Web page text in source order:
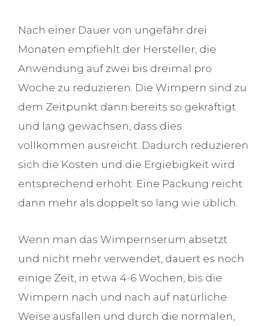
Nach einer Dauer von ungefähr drei
Monaten empfiehlt der Hersteller, die
Anwendung auf zwei bis dreimal pro
Woche zu reduzieren. Die Wimpern sind zu
dem Zeitpunkt dann bereits so gekräftigt
und lang gewachsen, dass dies
vollkommen ausreicht. Dadurch reduzieren
sich die Kosten und die Ergiebigkeit wird
entsprechend erhöht. Eine Packung reicht
dann mehr als doppelt so lang wie üblich.
Wenn man das Wimpernserum absetzt
und nicht mehr verwendet, dauert es noch
einige Zeit, in etwa 4-6 Wochen, bis die
Wimpern nach und nach auf natürliche
Weise ausfallen und durch die normalen,